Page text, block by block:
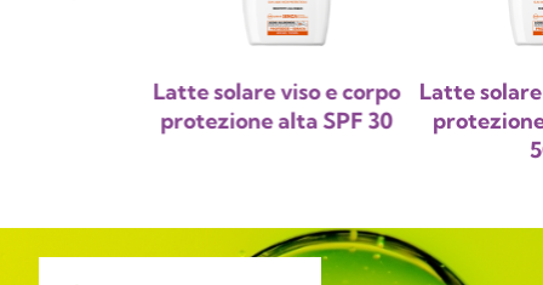
Latte solare viso e corpo
protezione alta SPF 30
Latte